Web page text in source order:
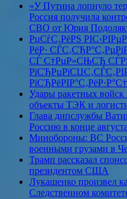
«У Путина лопнуло
Россия получила
СВО от Юрия
РџСѓС‚РёРЅ
РёР·
СЃ С†РµР»СЊСЋ
Удары ракетных
объекты ТЭК и
Глава дипслужбы
Россию в конце августа
Минобороны: ВС
военными грузами в
Трамп рассказал
президентом США
Лукашенко произвел
Следственном